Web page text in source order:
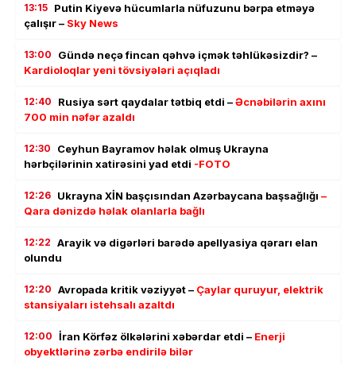
13:15 Putin Kiyevə hücumlarla nüfuzunu bərpa etməyə
çalışır – Sky News
13:00
Gündə neçə fincan qəhvə içmək təhlükəsizdir? –
Kardioloqlar yeni tövsiyələri açıqladı
12:40 Rusiya sərt qaydalar tətbiq etdi –Əcnəbilərin axını
700 min nəfər azaldı
12:30
Ceyhun Bayramov həlak olmuş Ukrayna
hərbçilərinin xatirəsini yad etdi -FOTO
12:26 Ukrayna XİN başçısından Azərbaycana başsağlığı –
Qara dənizdə həlak olanlarla bağlı
12:22 Arayik və digərləri barədə apellyasiya qərarı elan
olundu
12:20 Avropada kritik vəziyyət – Çaylar quruyur, elektrik
stansiyaları istehsalı azaltdı
12:00 İran Körfəz ölkələrini xəbərdar etdi – Enerji
obyektlərinə zərbə endirilə bilər